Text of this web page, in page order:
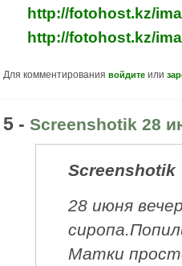
http://fotohost.kz/
http://fotohost.kz/
Для комментирования войдите или
5 - Screenshotik 28
Screenshotik
28 июня
Матки